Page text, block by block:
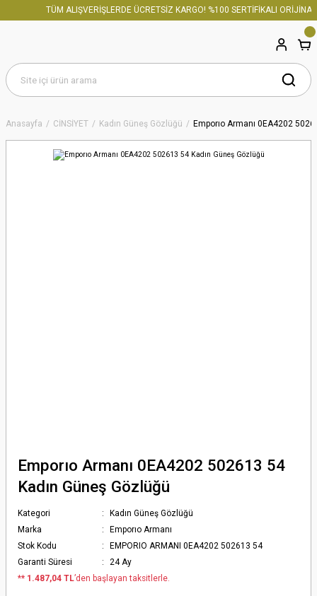
TÜM ALIŞVERİŞLERDE ÜCRETSİZ KARGO! %100 SERTİFİKALI ORİJİNAL
Anasayfa CİNSİYET Kadın Güneş Gözlüğü Emporıo Armanı 0EA4202
Emporıo Armanı 0EA4202 502613 54
Kadın Güneş Gözlüğü
Kategori
Kadın Güneş Gözlüğü
Marka
Emporıo Armanı
Stok Kodu
EMPORIO ARMANI 0EA4202 502613 54
Garanti Süresi
24 Ay
** 1.487,04 TL’den başlayan taksitlerle.